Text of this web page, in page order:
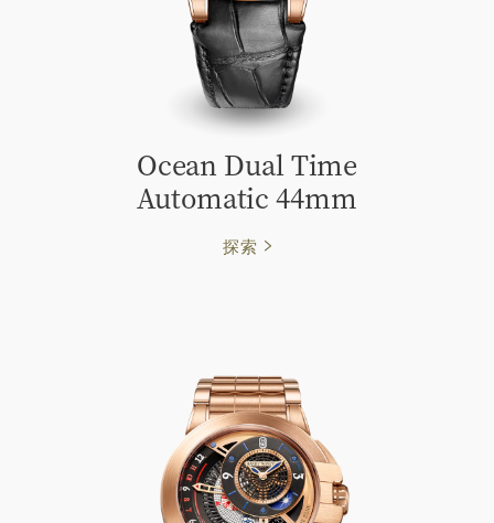
Ocean Dual Time
Automatic 44mm
探索